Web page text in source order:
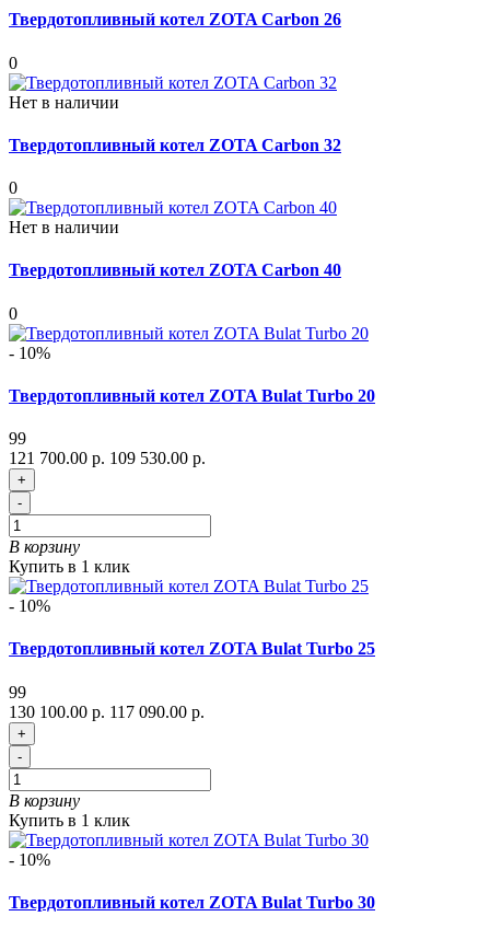
Твердотопливный котел ZOTA Сarbon 26
0
Нет в наличии
Твердотопливный котел ZOTA Сarbon 32
0
Нет в наличии
Твердотопливный котел ZOTA Сarbon 40
0
- 10%
Твердотопливный котел ZOTA Bulat Turbo 20
99
121 700.00 р. 109 530.00 р.
+
-
В корзину
Купить в 1 клик
- 10%
Твердотопливный котел ZOTA Bulat Turbo 25
99
130 100.00 р. 117 090.00 р.
+
-
В корзину
Купить в 1 клик
- 10%
Твердотопливный котел ZOTA Bulat Turbo 30